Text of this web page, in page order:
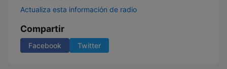
Actualiza esta información de radio
Compartir
Facebook Twitter